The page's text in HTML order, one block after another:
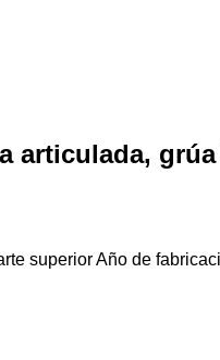
articulada,
superiorAño de